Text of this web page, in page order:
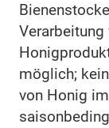
möglich;
von Honig